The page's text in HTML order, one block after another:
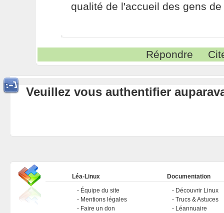
qualité de l'accueil des gens
Répondre
Veuillez vous authentifier
Léa-Linux
Équipe du site
Mentions légales
Faire un don
Documentation
Découvrir Linux
Trucs & Astuces
Léannuaire